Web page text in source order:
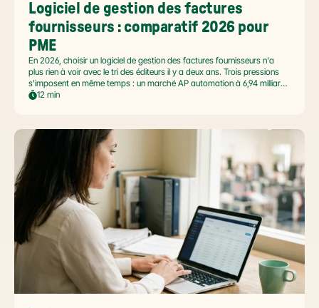
Logiciel de gestion des factures
fournisseurs : comparatif 2026 pour
PME
En 2026, choisir un logiciel de gestion des factures fournisseurs n'a
plus rien à voir avec le tri des éditeurs il y a deux ans. Trois pressions
s'imposent en même temps : un marché AP automation à 6,94 milliards
USD en pleine accélération, une réforme facture électronique 2026 qui
de traitement, selon Forrester 2026). Ce comparatif passe en revue 8
outils pertinents pour les PME françaises et le positionnement de Libeo
dans ce paysage en mouvement.
12 min